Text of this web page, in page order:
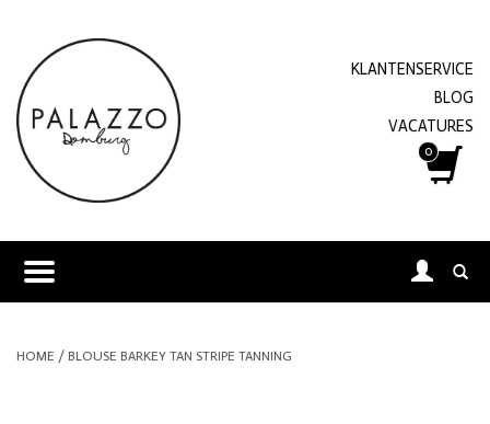
KLANTENSERVICE
BLOG
VACATURES
0
HOME / BLOUSE BARKEY TAN STRIPE TANNING